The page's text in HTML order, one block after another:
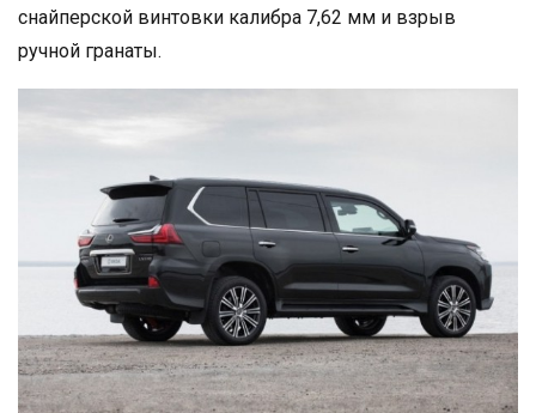
снайперской винтовки калибра 7,62 мм и взрыв
ручной гранаты.